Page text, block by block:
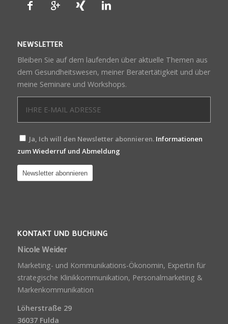
NEWSLETTER
Bleiben Sie auf dem laufenden über aktuelle Themen aus
dem Gesundheitswesen, meiner Beratertätigkeit und über
meine Seminare und Workshops.
Ja, Ich will den Newsletter abonnieren. Informationen
zum Wiederruf und Abmeldung
KONTAKT UND BUCHUNG
Nicole Weider
Marketing- und Kommunikations-Ökonomin, Expertin für
strategische Klinikkommunikation, Personalmarketing &
Markenkommunikation
Löherstraße 29
36037 Fulda